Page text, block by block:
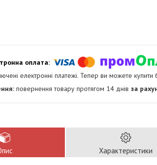
електронні платежі. Тепер ви можете
повернення товару протягом 14 днів за
Характеристики